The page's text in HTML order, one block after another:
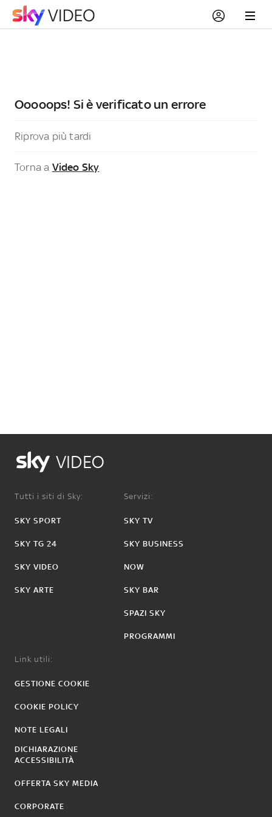
Ooooops! Si è verificato un errore
Riprova più tardi
Torna a Video Sky
VIDEO
Tutti i siti di Sky:
SKY SPORT
SKY TG 24
SKY VIDEO
SKY ARTE
Servizi:
SKY TV
SKY BUSINESS
NOW
SKY BAR
SPAZI SKY
PROGRAMMI
Link utili:
GESTIONE COOKIE
COOKIE POLICY
NOTE LEGALI
DICHIARAZIONE
ACCESSIBILITÀ
OFFERTA SKY MEDIA
CORPORATE